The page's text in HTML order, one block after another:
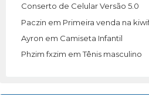
Conserto de Celular Versão 5.0
Paczin em Primeira venda na
Ayron em Camiseta Infantil
Phzim fxzim emTênis masculino